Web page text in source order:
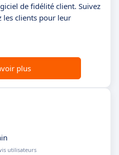
de fidélité client. Suivez
les clients pour leur
plus
utilisateurs